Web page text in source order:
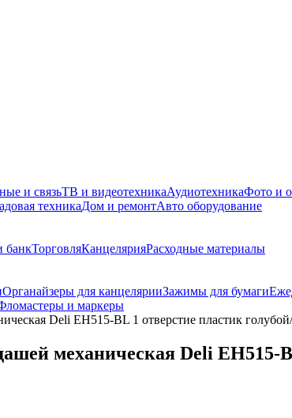
и связьТВ и видеотехникаАудиотехникаФото и
техникаДом и ремонтАвто оборудование
банкТорговляКанцелярияРасходные материалы
Органайзеры для канцелярииЗажимы для бумаги
и маркеры
Deli EH515-BL 1 отверстие пластик
механическая Deli EH515-